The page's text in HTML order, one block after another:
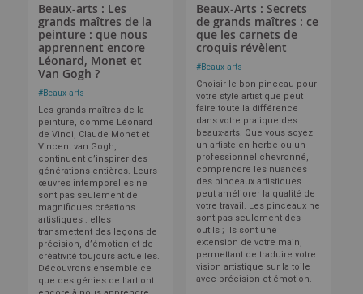
Beaux-arts : Les
grands maîtres de la
peinture : que nous
apprennent encore
Léonard, Monet et
Van Gogh ?
#Beaux-arts
Les grands maîtres de la
peinture, comme Léonard
de Vinci, Claude Monet et
Vincent van Gogh,
continuent d’inspirer des
générations entières. Leurs
œuvres intemporelles ne
sont pas seulement de
magnifiques créations
artistiques : elles
transmettent des leçons de
précision, d’émotion et de
créativité toujours actuelles.
Découvrons ensemble ce
que ces génies de l’art ont
Beaux-Arts : Secrets
de grands maîtres : ce
que les carnets de
croquis révèlent
#Beaux-arts
Choisir le bon pinceau pour
votre style artistique peut
faire toute la différence
dans votre pratique des
beaux-arts. Que vous soyez
un artiste en herbe ou un
professionnel chevronné,
comprendre les nuances
des pinceaux artistiques
peut améliorer la qualité de
votre travail. Les pinceaux ne
sont pas seulement des
outils ; ils sont une
extension de votre main,
permettant de traduire votre
vision artistique sur la toile
avec précision et émotion.